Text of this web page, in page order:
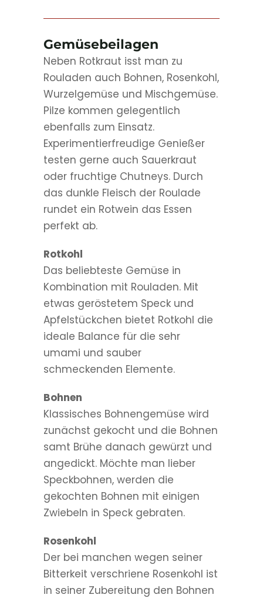
Gemüsebeilagen
Neben Rotkraut isst man zu
Rouladen auch Bohnen, Rosenkohl,
Wurzelgemüse und Mischgemüse.
Pilze kommen gelegentlich
ebenfalls zum Einsatz.
Experimentierfreudige Genießer
testen gerne auch Sauerkraut
oder fruchtige Chutneys. Durch
das dunkle Fleisch der Roulade
rundet ein Rotwein das Essen
perfekt ab.
Rotkohl
Das beliebteste Gemüse in
Kombination mit Rouladen. Mit
etwas geröstetem Speck und
Apfelstückchen bietet Rotkohl die
ideale Balance für die sehr
umami und sauber
schmeckenden Elemente.
Bohnen
Klassisches Bohnengemüse wird
zunächst gekocht und die Bohnen
samt Brühe danach gewürzt und
angedickt. Möchte man lieber
Speckbohnen, werden die
gekochten Bohnen mit einigen
Zwiebeln in Speck gebraten.
Rosenkohl
Der bei manchen wegen seiner
Bitterkeit verschriene Rosenkohl ist
in seiner Zubereitung den Bohnen